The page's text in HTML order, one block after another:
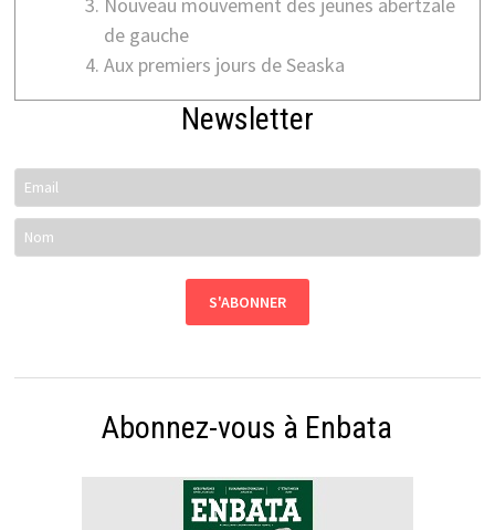
Nouveau mouvement des jeunes abertzale
de gauche
Aux premiers jours de Seaska
Newsletter
Abonnez-vous à Enbata